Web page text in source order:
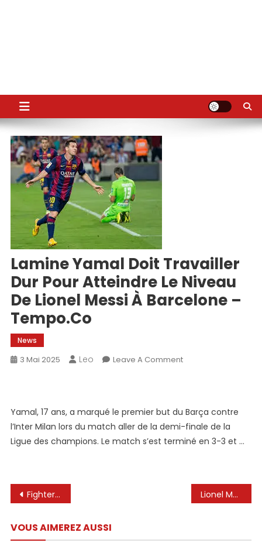
Lamine Yamal Doit Travailler
Dur Pour Atteindre Le Niveau
De Lionel Messi À Barcelone –
Tempo.co
News
3 Mai 2025 Leo Leave A CommentOn
Travailler
Dur
Pour
Lionel
Yamal, 17 ans, a marqué le premier but du Barça contre
l’Inter Milan lors du match aller de la demi-finale de la
Ligue des champions. Le match s’est terminé en 3-3 et …
Navigation
l’article
Fighter de l’UFC Santiago Ponzinibbio soutient la star du football Lionel Messi dans Logan Paul Beef Lionel Messi combien de pénalités ont manqué dans sa vie et combien de buts ont marqué #SalayMansikder #Messi #football
VOUS AIMEREZ AUSSI